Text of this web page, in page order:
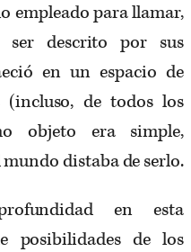
empleado para llamar,
descrito por sus
en un espacio de
(incluso, de todos los
objeto era simple,
distaba de serlo.
en esta
posibilidades de los